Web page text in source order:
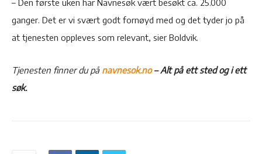
– Den første uken har Navnesøk vært besøkt ca. 25.000
ganger. Det er vi svært godt fornøyd med og det tyder jo på
at tjenesten oppleves som relevant, sier Boldvik.
Tjenesten finner du på navnesok.no– Alt på ett sted og i ett
søk.